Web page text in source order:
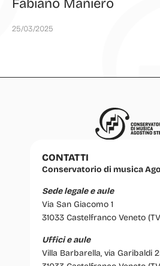
Fabiano Maniero
25/03/2025
CONTATTI
Conservatorio di musica
Sede legale e aule
Via San Giacomo 1
31033 Castelfranco Veneto
Uffici e aule
Villa Barbarella, via Garibaldi